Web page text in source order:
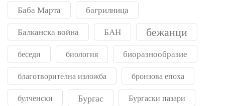
Баба Марта багрилница
Балканска война БАН бежанци
беседи биология биоразнообразие
благотворителна изложба бронзова епоха
булченски Бургас Бургаски пазари